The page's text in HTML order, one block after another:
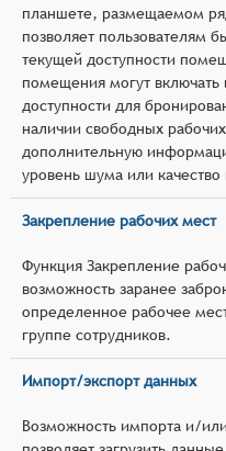
планшете, размещаемом
позволяет пользователям
текущей доступности
помещения могут
доступности для
наличии свободных
дополнительную
уровень шума или качество
Закрепление рабочих мест
Функция Закрепление
возможность заранее
определенное рабочее
группе сотрудников.
Импорт/экспорт данных
Возможность импорта и/